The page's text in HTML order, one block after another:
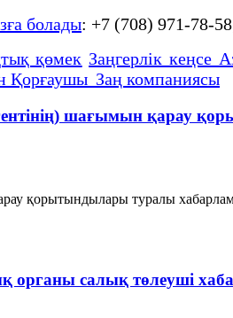
болады: +7 (708) 971-78-
қөмек Заңгерлік кеңсе
Қорғаушы Заң компаниясы
шағымын қарау
қорытындылары туралы
салық төлеуші